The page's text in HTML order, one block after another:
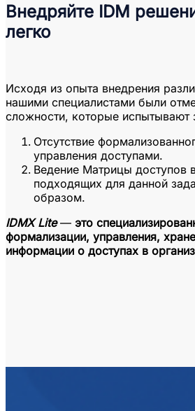
Внедряйте IDM
легко
Исходя из опыта внедрения
нашими специалистами были
сложности, которые испытывают
Отсутствие
управления доступами.
Ведение Матрицы доступов
подходящих для данной
образом.
IDMX Lite — это
формализации, управления,
информации о доступах в